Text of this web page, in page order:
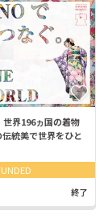
世界196ヵ国の着物
統美で世界をひと
終了